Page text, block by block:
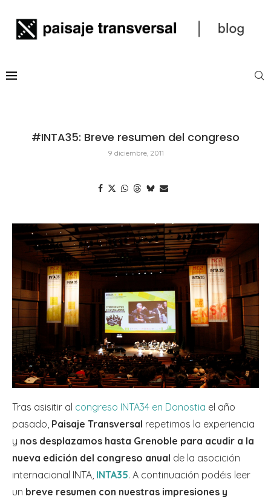
#INTA35: Breve resumen del congreso
9 diciembre, 2011
Tras asisitir al congreso INTA34 en Donostia el año
pasado, Paisaje Transversal repetimos la experiencia
y nos desplazamos hasta Grenoble para acudir a la
nueva edición del congreso anual de la asocición
internacional INTA, INTA35. A continuación podéis leer
un breve resumen con nuestras impresiones y